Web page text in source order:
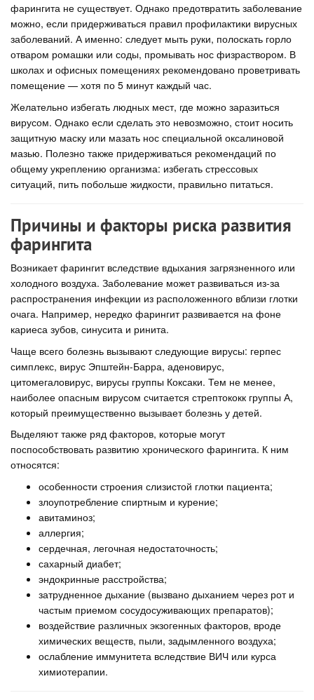
фарингита не существует. Однако предотвратить заболевание
можно, если придерживаться правил профилактики вирусных
заболеваний. А именно: следует мыть руки, полоскать горло
отваром ромашки или соды, промывать нос физраствором. В
школах и офисных помещениях рекомендовано проветривать
помещение — хотя по 5 минут каждый час.
Желательно избегать людных мест, где можно заразиться
вирусом. Однако если сделать это невозможно, стоит носить
защитную маску или мазать нос специальной оксалиновой
мазью. Полезно также придерживаться рекомендаций по
общему укреплению организма: избегать стрессовых
ситуаций, пить побольше жидкости, правильно питаться.
Причины и факторы риска развития
фарингита
Возникает фарингит вследствие вдыхания загрязненного или
холодного воздуха. Заболевание может развиваться из-за
распространения инфекции из расположенного вблизи глотки
очага. Например, нередко фарингит развивается на фоне
кариеса зубов, синусита и ринита.
Чаще всего болезнь вызывают следующие вирусы: герпес
симплекс, вирус Эпштейн-Барра, аденовирус,
цитомегаловирус, вирусы группы Коксаки. Тем не менее,
наиболее опасным вирусом считается стрептококк группы А,
который преимущественно вызывает болезнь у детей.
Выделяют также ряд факторов, которые могут
поспособствовать развитию хронического фарингита. К ним
относятся:
особенности строения слизистой глотки пациента;
злоупотребление спиртным и курение;
авитаминоз;
аллергия;
сердечная, легочная недостаточность;
сахарный диабет;
эндокринные расстройства;
затрудненное дыхание (вызвано дыханием через рот и
частым приемом сосудосуживающих препаратов);
воздействие различных экзогенных факторов, вроде
химических веществ, пыли, задымленного воздуха;
ослабление иммунитета вследствие ВИЧ или курса
химиотерапии.